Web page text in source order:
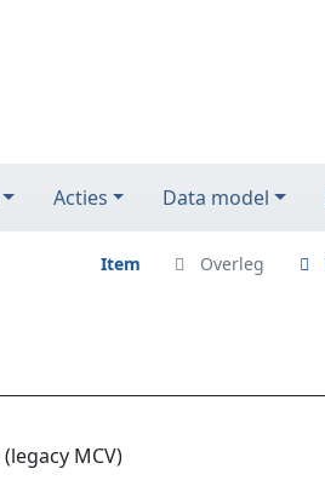
Acties Data model
Item Overleg
MCV)